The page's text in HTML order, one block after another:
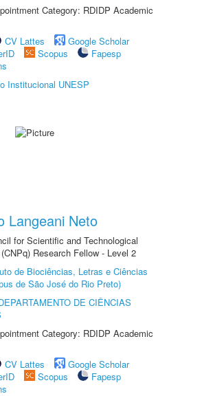
Category: RDIDP Academic
CV Lattes
Google Scholar
Scopus
Fapesp
Institucional UNESP
Langeani Neto
for Scientific and Technological
Research Fellow - Level 2
de Biociências, Letras e Ciências
de São José do Rio Preto)
DE CIÊNCIAS
Category: RDIDP Academic
CV Lattes
Google Scholar
Scopus
Fapesp